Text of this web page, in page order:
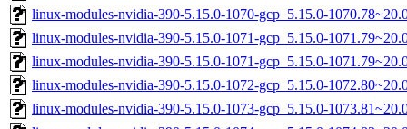
linux-modules-nvidia-390-5.15.0-1070-gcp_5.15.0-
linux-modules-nvidia-390-5.15.0-1071-gcp_5.15.0-
linux-modules-nvidia-390-5.15.0-1071-gcp_5.15.0-
linux-modules-nvidia-390-5.15.0-1072-gcp_5.15.0-
linux-modules-nvidia-390-5.15.0-1073-gcp_5.15.0-